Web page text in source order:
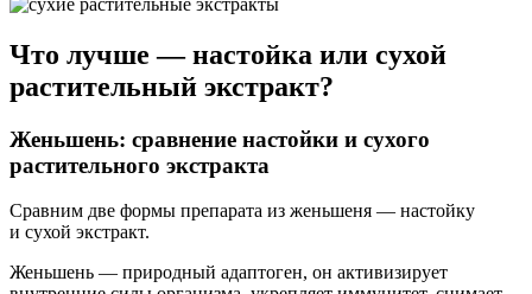
Что лучше — настойка или сухой
растительный экстракт?
Женьшень: сравнение настойки и сухого
растительного экстракта
Сравним две формы препарата из женьшеня — настойку
и сухой экстракт.
Женьшень — природный адаптоген, он активизирует